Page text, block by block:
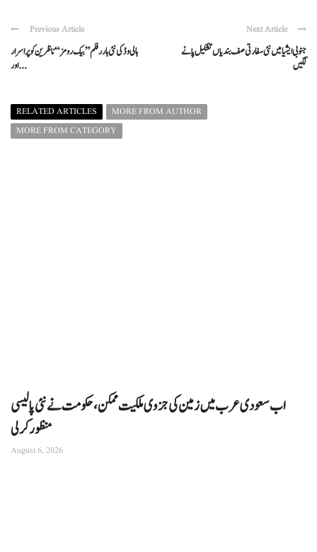
Previous Article
ہالی وڈ کی نئی ہارر فلم ”بیک رومز“ ناظرین کو پراسرار
اور ...
Next Article
جنوبی ایشیا میں نئی سفارتی صف بندیاں تشکیل پانے
لگیں
RELATED ARTICLES
MORE FROM AUTHOR
MORE FROM CATEGORY
اب سعودی عرب میں زمین کی جزوی ملکیت ممکن، حکومت نے نئی پالیسی
منظور کرلی
August 6, 2026